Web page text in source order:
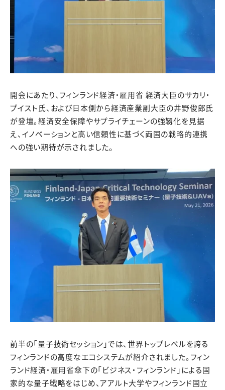
開会にあたり、フィンランド経済・雇用省 経済大臣のサカリ・
プイスト氏、および日本側から経済産業副大臣の井野俊郎氏
が登壇。経済安全保障やサプライチェーンの強靱化を見据
え、イノベーションと高い信頼性に基づく両国の戦略的連携
への強い期待が示されました。
前半の「量子技術セッション」では、世界トップレベルを誇る
フィンランドの高度なエコシステムが紹介されました。フィン
ランド経済・雇用省傘下の「ビジネス・フィンランド」による国
家的な量子戦略をはじめ、アアルト大学やフィンランド国立